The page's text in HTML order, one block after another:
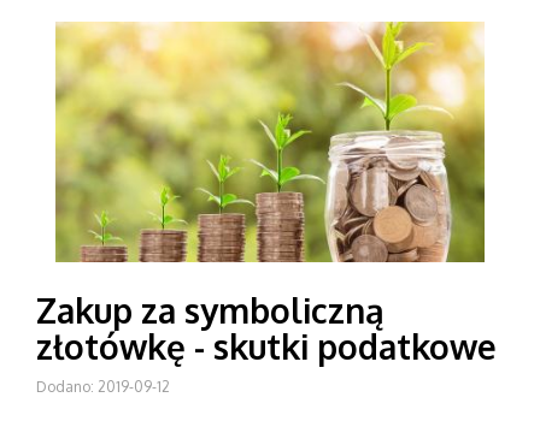
Zakup za symboliczną
złotówkę - skutki podatkowe
Dodano: 2019-09-12